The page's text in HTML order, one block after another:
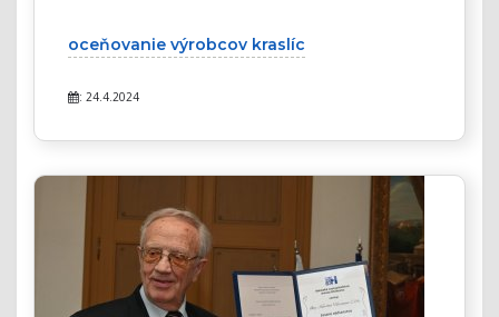
oceňovanie výrobcov kraslíc
: 24.4.2024